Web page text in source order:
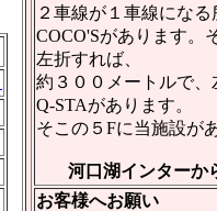
２車線が１車線にな
COCO'Sがあります。
左折すれば、
約３００メートルで、
Q-STAがあります。
そこの５Fに当施設が
河口湖インターか
お客様へお願い